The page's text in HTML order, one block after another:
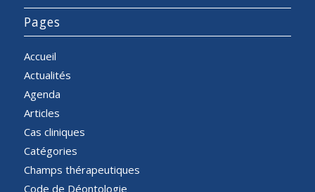
Pages
Accueil
Actualités
Agenda
Articles
Cas cliniques
Catégories
Champs thérapeutiques
Code de Déontologie